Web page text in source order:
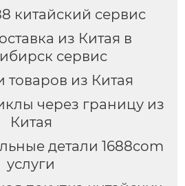
китайский сервис
из Китая в
сервис
товаров из Китая
через границу из
Китая
детали 1688com
услуги